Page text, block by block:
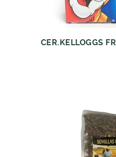
CER.KELLOGGS